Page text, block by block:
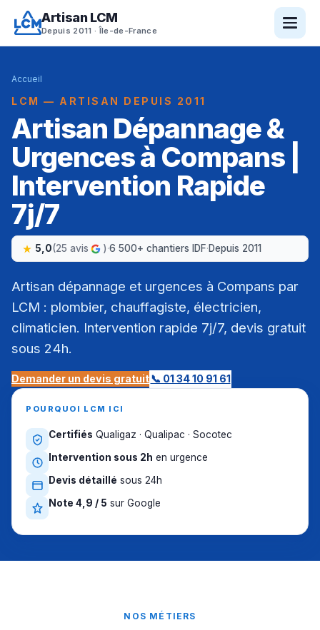
Artisan LCM
Depuis 2011 · Île-de-France
Accueil
LCM — ARTISAN DEPUIS 2011
Artisan Dépannage &
Urgences à Compans |
Intervention Rapide
7j/7
5,0(25 avis )·6 500+ chantiers IDF·Depuis 2011
Artisan dépannage et urgences à Compans par
LCM : plombier, chauffagiste, électricien,
climaticien. Intervention rapide 7j/7, devis gratuit
sous 24h.
Demander un devis gratuit📞 01 34 10 91 61
POURQUOI LCM ICI
Certifiés Qualigaz · Qualipac · Socotec
Intervention sous 2h en urgence
Devis détaillé sous 24h
Note 4,9 / 5 sur Google
NOS MÉTIERS